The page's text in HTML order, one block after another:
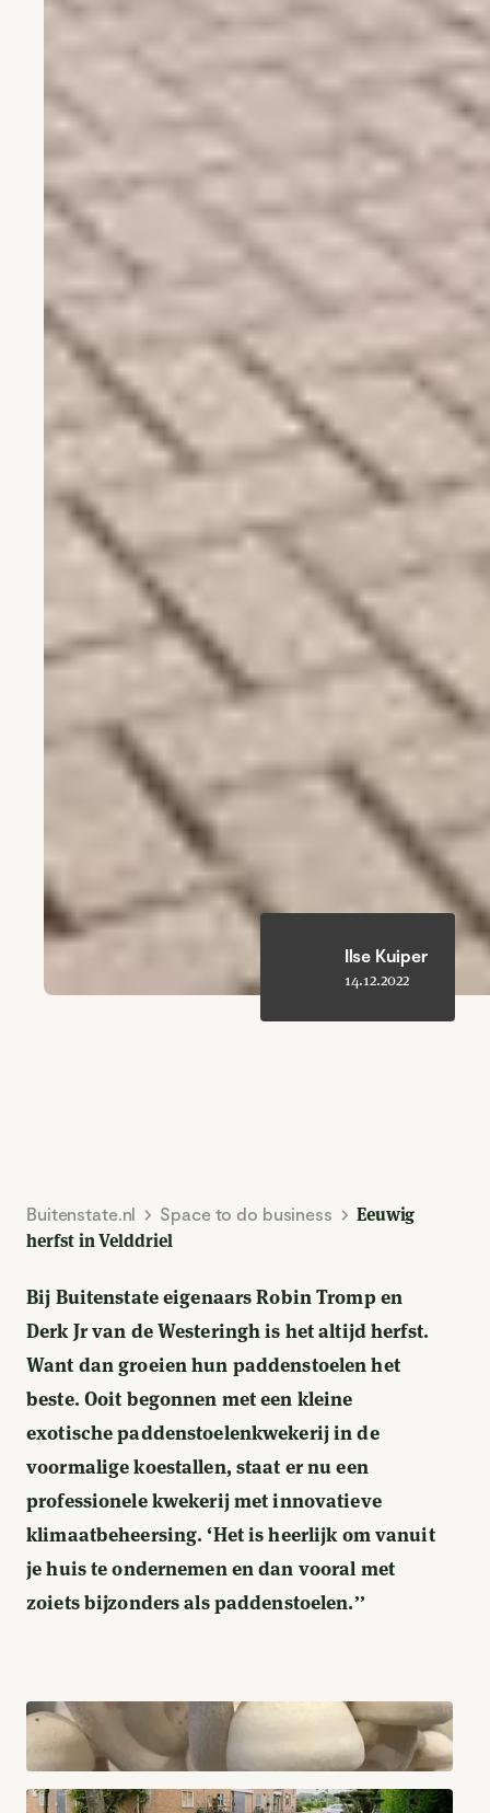
Ilse Kuiper
14.12.2022
Buitenstate.nl Space to do business
Eeuwig
herfst in Velddriel
Bij Buitenstate eigenaars Robin Tromp en
Derk Jr van de Westeringh is het altijd herfst.
Want dan groeien hun paddenstoelen het
beste. Ooit begonnen met een kleine
exotische paddenstoelenkwekerij in de
voormalige koestallen, staat er nu een
professionele kwekerij met innovatieve
klimaatbeheersing. ‘Het is heerlijk om vanuit
je huis te ondernemen en dan vooral met
zoiets bijzonders als paddenstoelen.’’